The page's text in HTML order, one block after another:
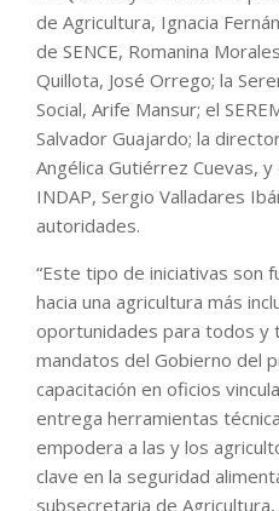
de Agricultura, Ignacia
de SENCE, Romanina
Quillota, José Orrego; la
Social, Arife Mansur; el
Salvador Guajardo; la
Angélica Gutiérrez Cuevas,
INDAP, Sergio Valladares
autoridades.
“Este tipo de iniciativas son
hacia una agricultura más
oportunidades para todos y
mandatos del Gobierno del
capacitación en oficios
entrega herramientas
empodera a las y los
clave en la seguridad
subsecretaria de Agricultura,